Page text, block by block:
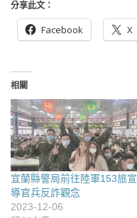
分享此文：
Facebook X
相關
宜蘭縣警局前往陸軍153旅宣
導官兵反詐觀念
2023-12-06